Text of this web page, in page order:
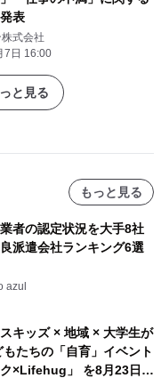
表
式会社
7日 16:00
と見る
もっと見る
者の認定状況を大手8社
派遣会社ランキング6選
azul
キッズ × 地域 × 大学生が
たちの「自育」イベント
ク×Lifehug」 を8月23日